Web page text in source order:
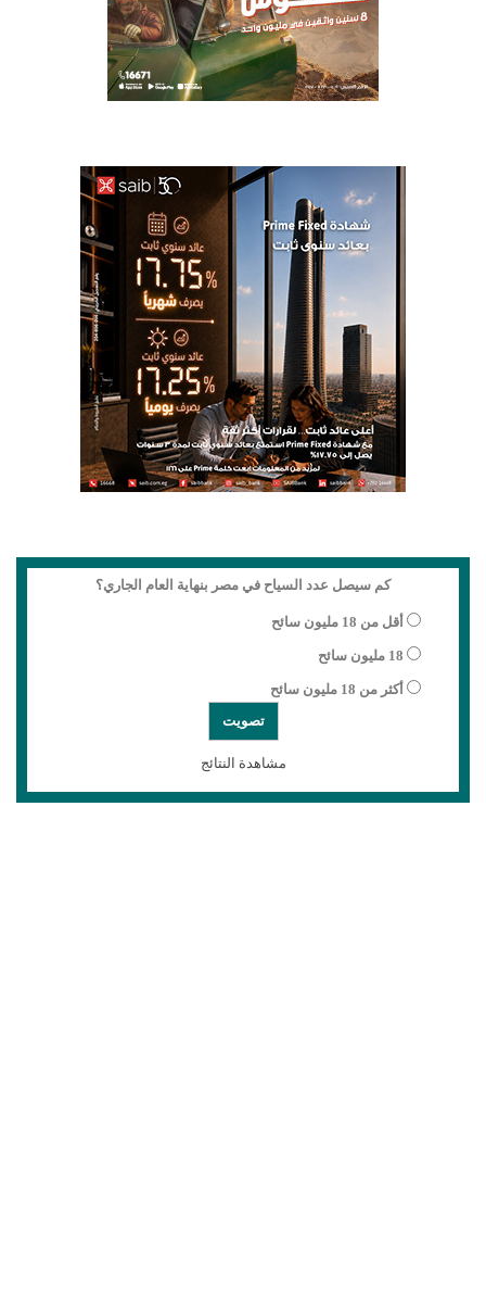
كم سيصل عدد السياح في مصر بنهاية العام الجاري؟
أقل من 18 مليون سائح
18 مليون سائح
أكثر من 18 مليون سائح
مشاهدة النتائج